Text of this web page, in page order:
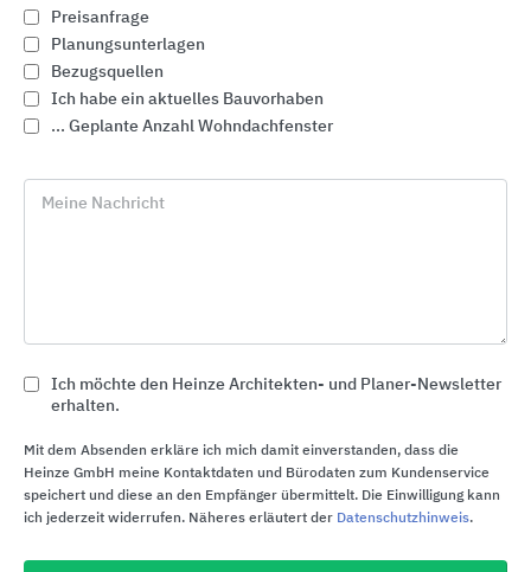
Bezugsquellen
Preisanfrage
Planungsunterlagen
Bezugsquellen
Ich habe ein aktuelles Bauvorhaben
... Geplante Anzahl Wohndachfenster
Meine Nachricht
Ich möchte den Heinze Architekten- und Planer-Newsletter
erhalten.
Mit dem Absenden erkläre ich mich damit einverstanden, dass die
Heinze GmbH meine Kontaktdaten und Bürodaten zum Kundenservice
speichert und diese an den Empfänger übermittelt. Die Einwilligung kann
ich jederzeit widerrufen. Näheres erläutert der Datenschutzhinweis.